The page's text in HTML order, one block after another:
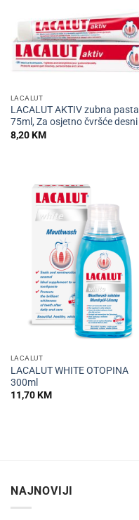
LACALUT
LACALUT AKTIV zubna pasta
75ml, Za osjetno čvršće desni
8,20KM
LACALUT
LACALUT WHITE OTOPINA
300ml
11,70KM
NAJNOVIJI